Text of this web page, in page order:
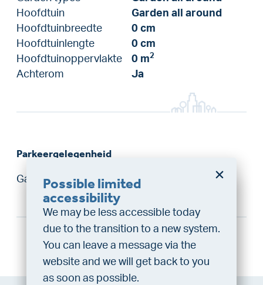
Hoofdtuin
Garden all around
Hoofdtuinbreedte
0 cm
Hoofdtuinlengte
0 cm
Hoofdtuinoppervlakte
0 m2
Achterom Ja
Parkeergelegenheid
Garage No garage
Do you want a better
chance at being assigned a
home?
Do the financing check and get
“priority” allocation. As an exclusive
service, VLIEG Mortgages offers
Possible limited
accessibility
We may be less accessible today
due to the transition to a new system.
You can leave a message via the
website and we will get back to you
as soon as possible.